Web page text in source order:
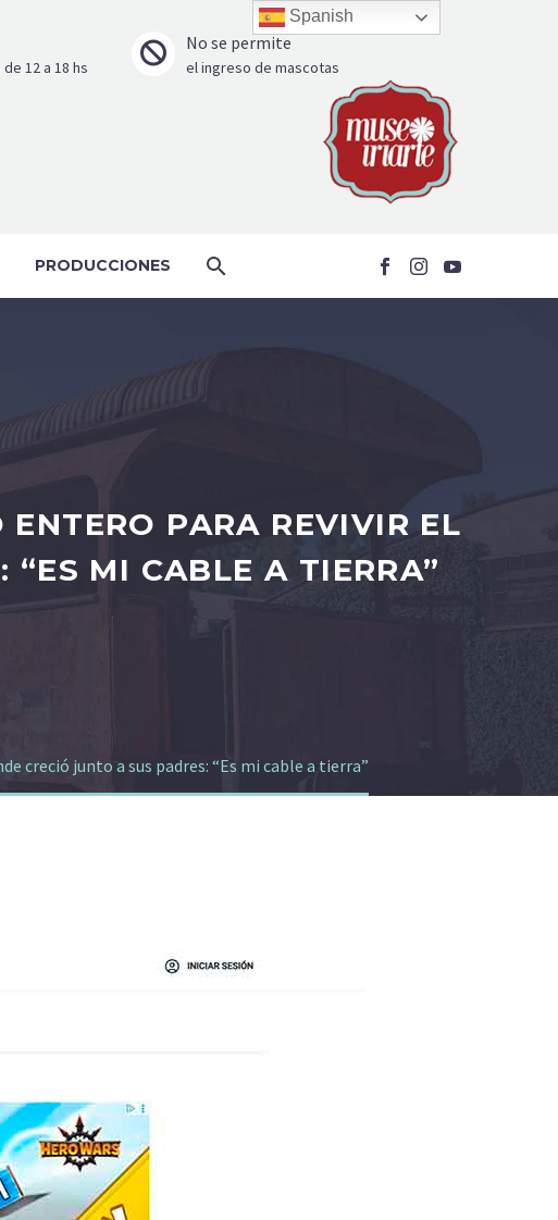
12 a 18 hs

 No se permite
el ingreso de mascotas
PRODUCCIONES
ENTERO PARA REVIVIR EL
MI CABLE A TIERRA”
creció junto a sus padres: “Es mi cable a tierra”
Spanish